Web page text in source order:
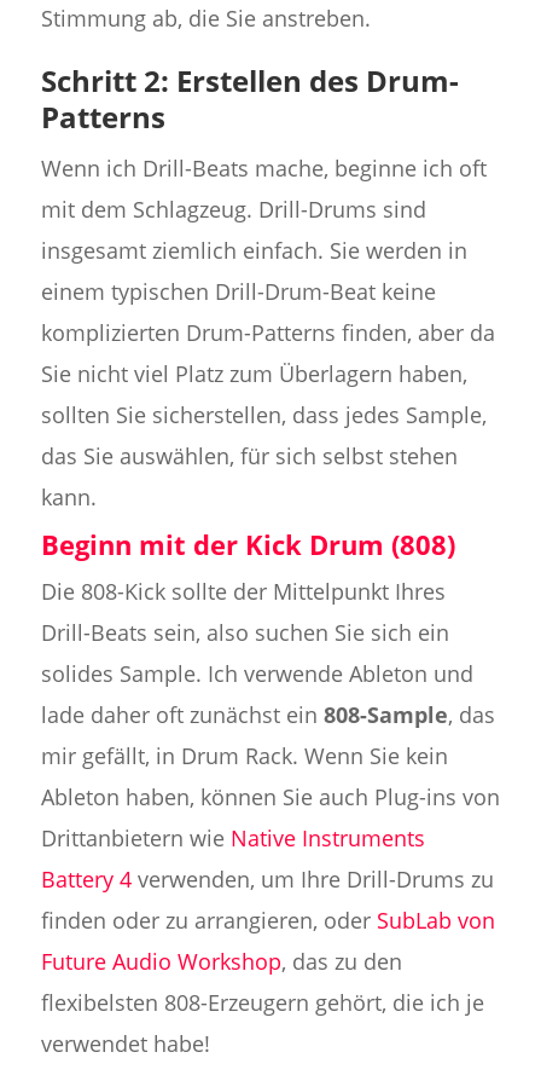
Stimmung ab, die Sie anstreben.
Schritt 2: Erstellen des Drum-
Patterns
Wenn ich Drill-Beats mache, beginne ich oft
mit dem Schlagzeug. Drill-Drums sind
insgesamt ziemlich einfach. Sie werden in
einem typischen Drill-Drum-Beat keine
komplizierten Drum-Patterns finden, aber da
Sie nicht viel Platz zum Überlagern haben,
sollten Sie sicherstellen, dass jedes Sample,
das Sie auswählen, für sich selbst stehen
kann.
Beginn mit der Kick Drum (808)
Die 808-Kick sollte der Mittelpunkt Ihres
Drill-Beats sein, also suchen Sie sich ein
solides Sample. Ich verwende Ableton und
lade daher oft zunächst ein 808-Sample, das
mir gefällt, in Drum Rack. Wenn Sie kein
Ableton haben, können Sie auch Plug-ins von
Drittanbietern wie Native Instruments
Battery 4verwenden, um Ihre Drill-Drums zu
finden oder zu arrangieren, oder SubLab von
Future Audio Workshop, das zu den
flexibelsten 808-Erzeugern gehört, die ich je
verwendet habe!